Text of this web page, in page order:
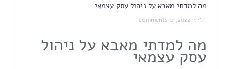
מה למדתי מאבא על ניהול עסק עצמאי
יולי 11 2022, 0 comments
מה למדתי מאבא על ניהול
עסק עצמאי